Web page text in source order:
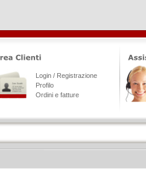
Login / Registrazione
Profilo
Ordini e fatture